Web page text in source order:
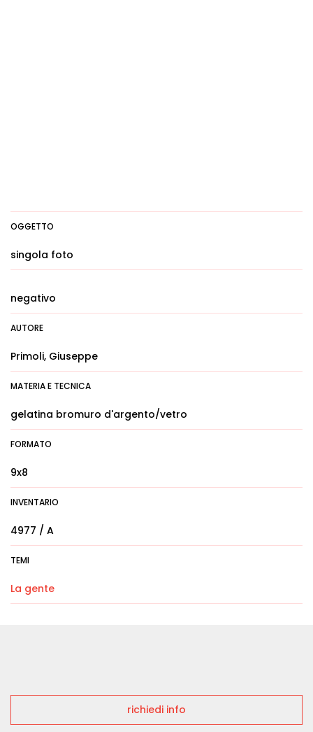
OGGETTO
singola foto
negativo
AUTORE
Primoli, Giuseppe
MATERIA E TECNICA
gelatina bromuro d'argento/vetro
FORMATO
9x8
INVENTARIO
4977 / A
TEMI
La gente
richiedi info